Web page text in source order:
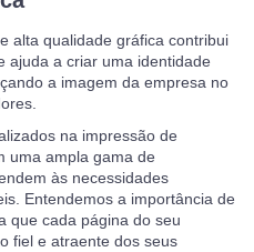
alta qualidade gráfica contribui
ajuda a criar uma identidade
a imagem da empresa no
na impressão de
uma ampla gama de
às necessidades
Entendemos a importância de
que cada página do seu
fiel e atraente dos seus